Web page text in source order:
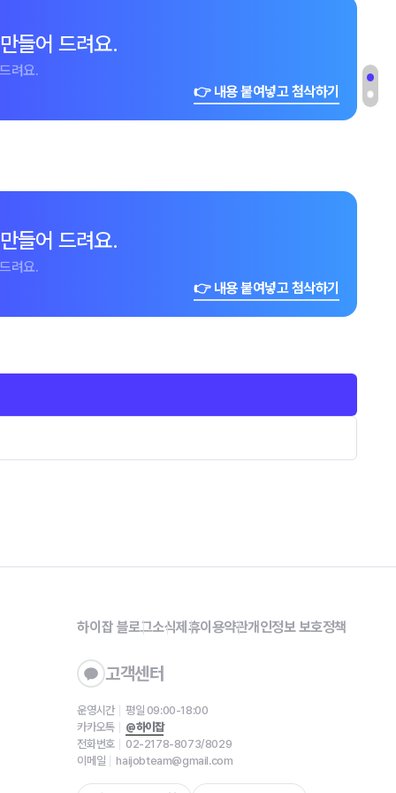
들어 드려요.
려요.
👉 내용 붙여넣고 첨삭하기
들어 드려요.
려요.
👉 내용 붙여넣고 첨삭하기
하이잡 블로그소식제휴이용약관개인정보 보호정책
고객센터
운영시간
평일 09:00-18:00
카카오톡
@하이잡
전화번호
02-2178-8073/8029
이메일
haijobteam@gmail.com